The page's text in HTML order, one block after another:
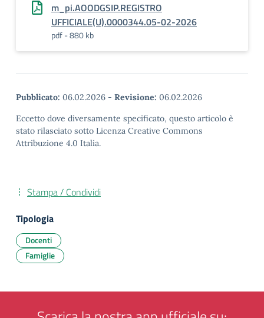
m_pi.AOODGSIP.REGISTRO
UFFICIALE(U).0000344.05-02-2026
pdf - 880 kb
Pubblicato: 06.02.2026 - Revisione: 06.02.2026
Eccetto dove diversamente specificato, questo articolo è
stato rilasciato sotto Licenza Creative Commons
Attribuzione 4.0 Italia.
Stampa / Condividi
Tipologia
Docenti
Famiglie